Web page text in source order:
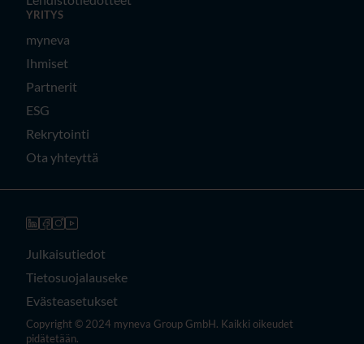
YRITYS
myneva
Ihmiset
Partnerit
ESG
Rekrytointi
Ota yhteyttä
Julkaisutiedot
Tietosuojalauseke
Evästeasetukset
Copyright © 2024 myneva Group GmbH. Kaikki oikeudet
pidätetään.